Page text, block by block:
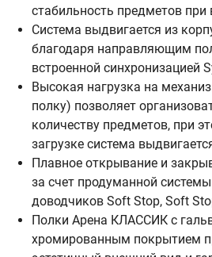
стабильность предметов
Система выдвигается из
благодаря направляющим
встроенной синхронизацией
Высокая нагрузка на
полку) позволяет
количеству предметов, при
загрузке система
Плавное открывание и
за счет продуманной
доводчиков Soft Stop, Soft
Полки Арена КЛАССИК с
хромированным покрытием